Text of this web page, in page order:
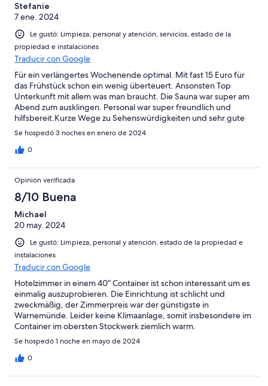
Stefanie
7 ene. 2024
Le gustó: Limpieza, personal y atención, servicios, estado de la
propiedad e instalaciones
Traducir con Google
Für ein verlängertes Wochenende optimal. Mit fast 15 Euro für
das Frühstück schon ein wenig überteuert. Ansonsten Top
Unterkunft mit allem was man braucht. Die Sauna war super am
Abend zum ausklingen. Personal war super freundlich und
hilfsbereit.Kurze Wege zu Sehenswürdigkeiten und sehr gute
Anbindung zum ÖPNV. Wir kommen wieder!!!
Se hospedó 3 noches en enero de 2024
0
Opinión verificada
8/10 Buena
Michael
20 may. 2024
Le gustó: Limpieza, personal y atención, estado de la propiedad e
instalaciones
Traducir con Google
Hotelzimmer in einem 40“ Container ist schon interessant um es
einmalig auszuprobieren. Die Einrichtung ist schlicht und
zweckmäßig, der Zimmerpreis war der günstigste in
Warnemünde. Leider keine Klimaanlage, somit insbesondere im
Container im obersten Stockwerk ziemlich warm.
Se hospedó 1 noche en mayo de 2024
0